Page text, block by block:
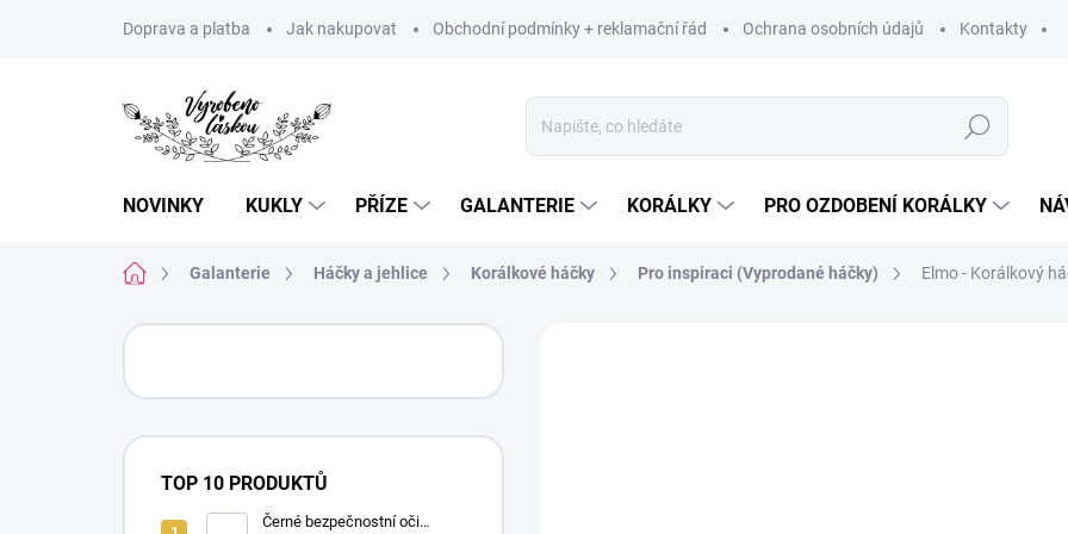
Doprava a platba Jak nakupovat Obchodní podmínky + reklamační řád Ochrana osobních údajů Kontakty
Hledat
NOVINKY KUKLY PŘÍZE GALANTERIE KORÁLKY PRO OZDOBENÍ KORÁLKY
Domů Galanterie Háčky a jehlice Korálkové háčky Pro inspiraci (Vyprodané háčky) Elmo - Korálkový
P
s
r
TOP 10 PRODUKTŮ
Černé bezpečnostní oči